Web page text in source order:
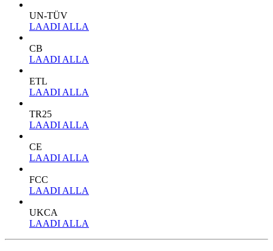
UN-TÜV
LAADI ALLA
CB
LAADI ALLA
ETL
LAADI ALLA
TR25
LAADI ALLA
CE
LAADI ALLA
FCC
LAADI ALLA
UKCA
LAADI ALLA